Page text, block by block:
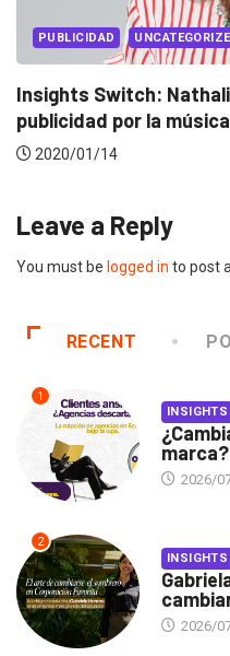
EVENTOS LUX
Conoce a los
2019/12/04
Leave a Reply
You must be logged in to post
RECENT
1
INSIGHTS
2026/
2
INSIGHTS
2026/